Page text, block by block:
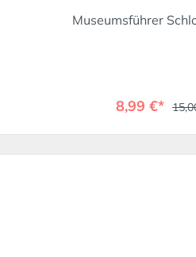
Museumsführer
8,99 €*